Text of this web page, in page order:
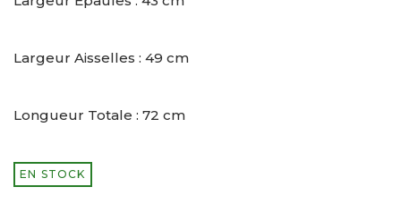
Largeur Aisselles : 49 cm
Longueur Totale : 72 cm
EN STOCK